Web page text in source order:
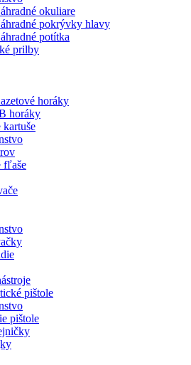
okuliare
pokrývky hlavy
potítka
prilby
horáky
horáky
fľaše
pištole
pištole